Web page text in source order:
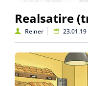
Realsatire
Reiner 23.01.19